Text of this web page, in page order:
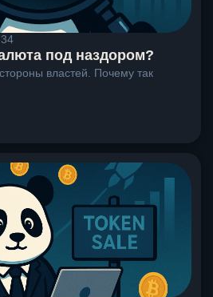
под наздором?
властей. Почему так